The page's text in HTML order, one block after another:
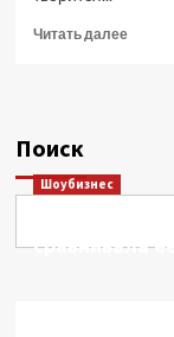
Читать далее
Поиск
Шоубизнес
Этери
сравнивала